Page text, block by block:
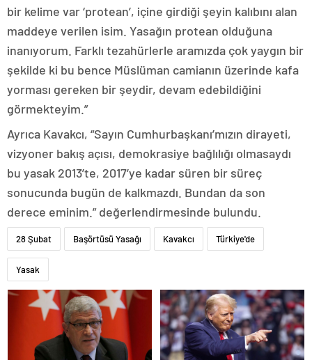
bir kelime var ‘protean’, içine girdiği şeyin kalıbını alan
maddeye verilen isim. Yasağın protean olduğuna
inanıyorum. Farklı tezahürlerle aramızda çok yaygın bir
şekilde ki bu bence Müslüman camianın üzerinde kafa
yorması gereken bir şeydir, devam edebildiğini
görmekteyim.”
Ayrıca Kavakcı, “Sayın Cumhurbaşkanı’mızın dirayeti,
vizyoner bakış açısı, demokrasiye bağlılığı olmasaydı
bu yasak 2013’te, 2017’ye kadar süren bir süreç
sonucunda bugün de kalkmazdı. Bundan da son
derece eminim.” değerlendirmesinde bulundu.
28 Şubat Başörtüsü Yasağı Kavakcı Türkiye'de
Yasak